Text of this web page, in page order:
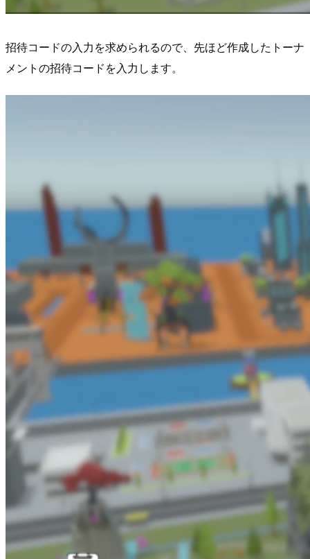
招待コードの入力を求められるので、先ほど作成したトーナ
メントの招待コードを入力します。